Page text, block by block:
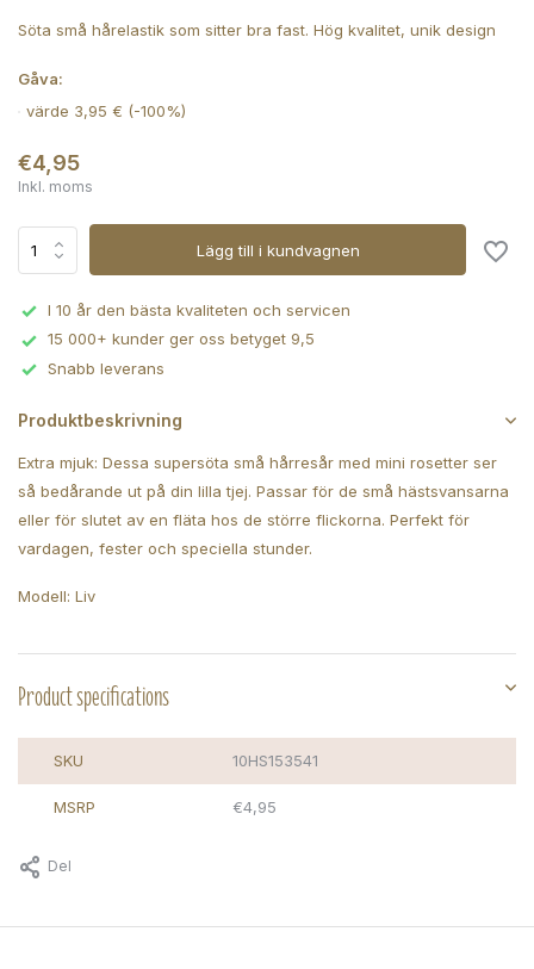
Söta små hårelastik som sitter bra fast. Hög kvalitet, unik design
Gåva:
värde 3,95 € (-100%)
€4,95
Inkl. moms
Lägg till i kundvagnen
I 10 år den bästa kvaliteten och servicen
15 000+ kunder ger oss betyget 9,5
Snabb leverans
Produktbeskrivning
Extra mjuk: Dessa supersöta små hårresår med mini rosetter ser
så bedårande ut på din lilla tjej. Passar för de små hästsvansarna
eller för slutet av en fläta hos de större flickorna. Perfekt för
vardagen, fester och speciella stunder.
Modell: Liv
Product specifications
SKU 10HS153541
MSRP €4,95
Del